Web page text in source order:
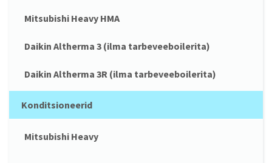
Mitsubishi Heavy HMA
Daikin Altherma 3 (ilma tarbeveeboilerita)
Daikin Altherma 3R (ilma tarbeveeboilerita)
Konditsioneerid
Mitsubishi Heavy